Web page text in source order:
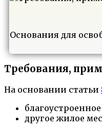
Основания для
Требования,
На основании статьи
другое жилое